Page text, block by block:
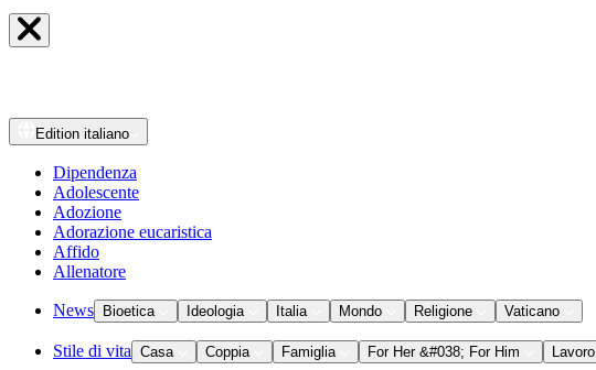
Edition italiano
Dipendenza
Adolescente
Adozione
Adorazione eucaristica
Affido
Allenatore
News Bioetica Ideologia Italia Mondo Religione Vaticano
Stile di vita Casa Coppia Famiglia For Her &#038; For Him Lavoro